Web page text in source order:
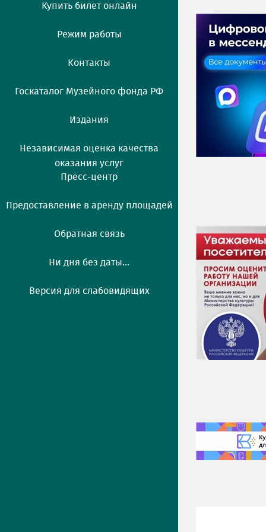
Купить билет онлайн
Режим работы
Контакты
Госкаталог Музейного фонда РФ
Издания
Независимая оценка качества
оказания услуг
Пресс-центр
Предоставление в аренду площадей
Обратная связь
Ни дня без даты...
Версия для слабовидящих